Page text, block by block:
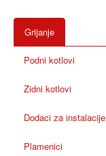
Grijanje
Podni kotlovi
Zidni kotlovi
Dodaci za instalacije
Plamenici